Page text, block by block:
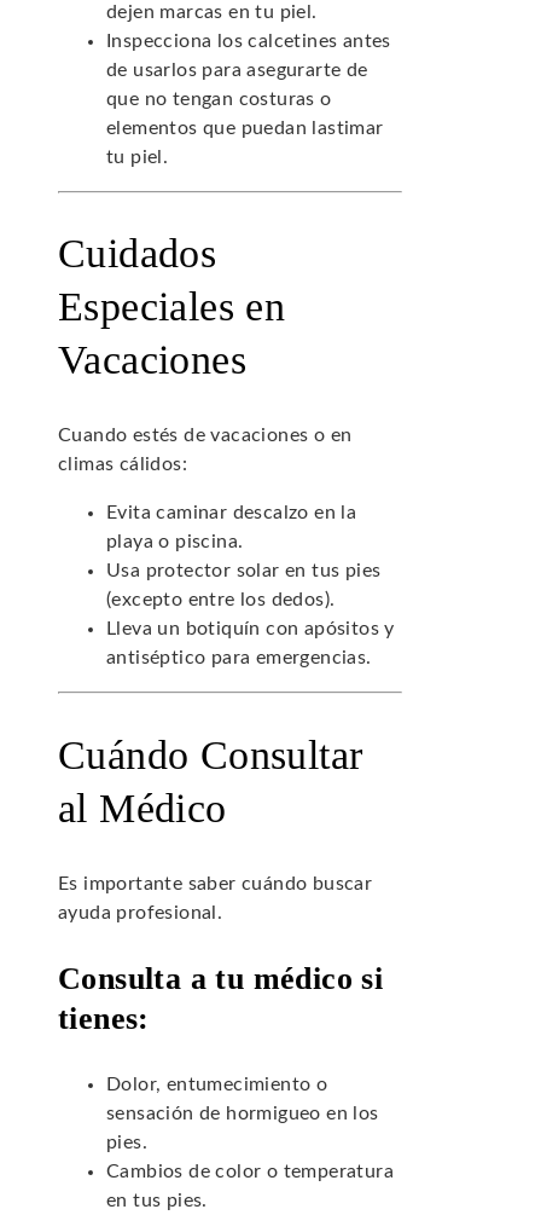
dejen marcas en tu piel.
Inspecciona los calcetines antes
de usarlos para asegurarte de
que no tengan costuras o
elementos que puedan lastimar
tu piel.
Cuidados
Especiales en
Vacaciones
Cuando estés de vacaciones o en
climas cálidos:
Evita caminar descalzo en la
playa o piscina.
Usa protector solar en tus pies
(excepto entre los dedos).
Lleva un botiquín con apósitos y
antiséptico para emergencias.
Cuándo Consultar
al Médico
Es importante saber cuándo buscar
ayuda profesional.
Consulta a tu médico si
tienes:
Dolor, entumecimiento o
sensación de hormigueo en los
pies.
Cambios de color o temperatura
en tus pies.